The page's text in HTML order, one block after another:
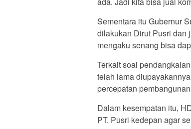
Sementara itu Gubernur
dilakukan Dirut Pusri dan
mengaku senang bisa
Terkait soal
telah lama
percepatan
Dalam kesempatan itu,
PT. Pusri kedepan agar